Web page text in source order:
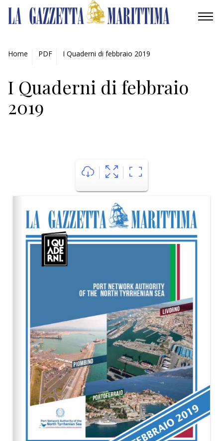
INDUSTRIA
RICERCA
NAUTICA
EDITORIALI
Home PDF I Quaderni di febbraio 2019
I Quaderni di febbraio
2019